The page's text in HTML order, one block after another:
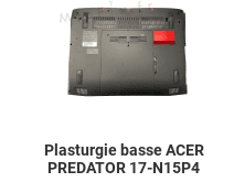
Plasturgie basse ACER
PREDATOR 17-N15P4